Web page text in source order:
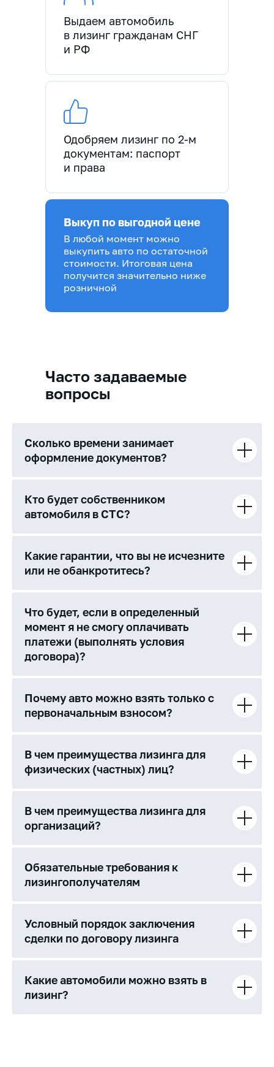
Выдаем автомобиль
в лизинг гражданам СНГ
и РФ
Одобряем лизинг по 2-м
документам: паспорт
и права
В любой момент можно
выкупить авто по остаточной
стоимости. Итоговая цена
получится значительно ниже
розничной
Выкуп по выгодной цене
Часто задаваемые
вопросы
Сколько времени занимает
оформление документов?
Кто будет собственником
автомобиля в СТС?
Какие гарантии, что вы не исчезните
или не обанкротитесь?
Что будет, если в определенный
момент я не смогу оплачивать
платежи (выполнять условия
договора)?
Почему авто можно взять только с
первоначальным взносом?
В чем преимущества лизинга для
физических (частных) лиц?
В чем преимущества лизинга для
организаций?
Обязательные требования к
лизингополучателям
Условный порядок заключения
сделки по договору лизинга
Какие автомобили можно взять в
лизинг?